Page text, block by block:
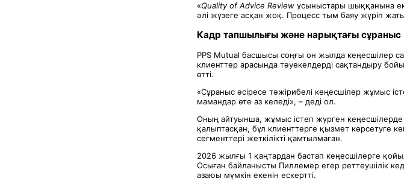
«Quality of Advice Review ұсыныстары шыққанына
әлі жүзеге асқан жоқ. Процесс тым баяу жүріп
Кадр тапшылығы және нарықтағы сұраныс
PPS Mutual басшысы соңғы он жылда кеңесшілер
клиенттер арасында тәуекелдерді сақтандыру
өтті.
«Сұраныс әсіресе тәжірибелі кеңесшілер жұмыс
мамандар өте аз келеді», – деді ол.
Оның айтуынша, жұмыс істеп жүрген
қалыптасқан, бұл клиенттерге қызмет көрсетуге
сегменттері жеткілікті қамтылмаған.
2026 жылғы 1 қаңтардан бастап кеңесшілерге
Осыған байланысты Пиллемер егер реттеушілік
азаюы мүмкін екенін ескертті.